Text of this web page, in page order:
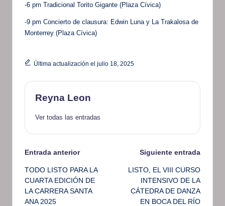
-6 pm Tradicional Torito Gigante (Plaza Cívica)
-9 pm Concierto de clausura: Edwin Luna y La Trakalosa de
Monterrey (Plaza Cívica)
Última actualización el julio 18, 2025
Reyna Leon
Ver todas las entradas
Navegación
de
entradas
Entrada anterior
TODO LISTO PARA LA
CUARTA EDICIÓN DE
LA CARRERA SANTA
ANA 2025
Siguiente entrada
LISTO, EL VIII CURSO
INTENSIVO DE LA
CÁTEDRA DE DANZA
EN BOCA DEL RÍO